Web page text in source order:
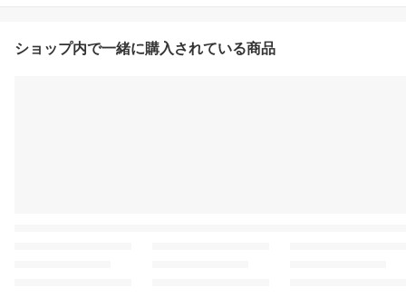
ショップ内で一緒に購入されている商品